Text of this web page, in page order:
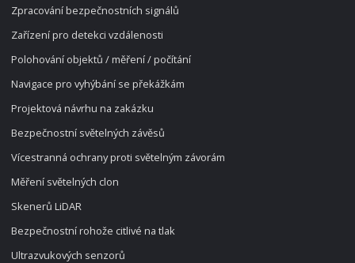
Zpracování bezpečnostních signálů
Zařízení pro detekci vzdálenosti
Polohování objektů / měření / počítání
Navigace pro vyhýbání se překážkám
Projektová návrhu na zakázku
Bezpečnostní světelných závěsů
Vícestranná ochrany proti světelným závorám
Měření světelných clon
Skenerů LiDAR
Bezpečnostní rohože citlivé na tlak
Ultrazvukových senzorů